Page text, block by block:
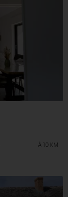
À 10 KM